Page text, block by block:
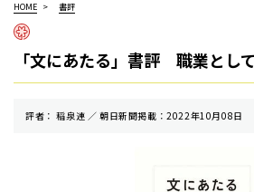
HOME 書評
「文にあたる」書評 職業とし
評者： 稲泉連 ／ 朝⽇新聞掲載：2022年10月08日